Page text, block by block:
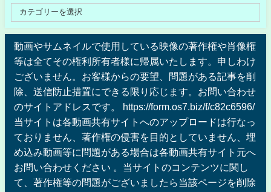
動画やサムネイルで使用している映像の著作権や肖像権
等は全てその権利所有者様に帰属いたします。申しわけ
ございません。お客様からの要望、問題がある記事を削
除、送信防止措置にできる限り応じます。お問い合わせ
のサイトアドレスです。 https://form.os7.biz/f/c82c6596/
当サイトは各動画共有サイトへのアップロードは行なっ
ておりません、著作権の侵害を目的としていません、埋
め込み動画等に問題がある場合は各動画共有サイト元へ
お問い合わせください 。当サイトのコンテンツに関し
て、著作権等の問題がございましたら当該ページを削除